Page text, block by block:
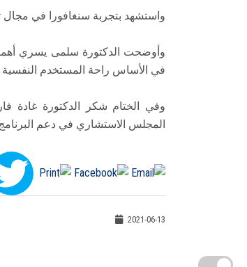
واستشهد بتجربة سنغافورا في مجال
وأوضحت الدكتورة سلمى يسري
في الأساس راحة المستخدم النفسية
وفي الختام شكر الدكتورة غادة
المجلس الاستشاري في دعم
2021-06-13